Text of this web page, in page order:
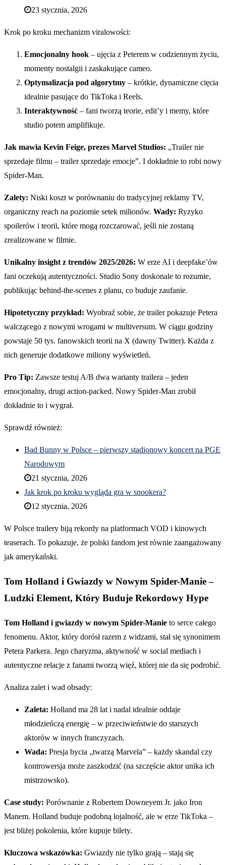
23 stycznia, 2026
Krok po kroku mechanizm viralowości:
Emocjonalny hook – ujęcia z Peterem w codziennym życiu,
momenty nostalgii i zaskakujące cameo.
Optymalizacja pod algorytmy – krótkie, dynamiczne cięcia
idealnie pasujące do TikToka i Reels.
Interaktywność – fani tworzą teorie, edit’y i memy, które
studio potem amplifikuje.
Jak mawia Kevin Feige, prezes Marvel Studios: „Trailer nie
sprzedaje filmu – trailer sprzedaje emocje”. I dokładnie to robi nowy
Spider-Man.
Zalety: Niski koszt w porównaniu do tradycyjnej reklamy TV,
organiczny reach na poziomie setek milionów. Wady: Ryzyko
spoilerów i teorii, które mogą rozczarować, jeśli nie zostaną
zrealizowane w filmie.
Unikalny insight z trendów 2025/2026: W erze AI i deepfake’ów
fani oczekują autentyczności. Studio Sony doskonale to rozumie,
publikując behind-the-scenes z planu, co buduje zaufanie.
Hipotetyczny przykład: Wyobraź sobie, że trailer pokazuje Petera
walczącego z nowymi wrogami w multiversum. W ciągu godziny
powstaje 50 tys. fanowskich teorii na X (dawny Twitter). Każda z
nich generuje dodatkowe miliony wyświetleń.
Pro Tip: Zawsze testuj A/B dwa warianty trailera – jeden
emocjonalny, drugi action-packed. Nowy Spider-Man zrobił
dokładnie to i wygrał.
Sprawdź również:
Bad Bunny w Polsce – pierwszy stadionowy koncert na PGE
Narodowym
21 stycznia, 2026
Jak krok po kroku wygląda gra w snookera?
12 stycznia, 2026
W Polsce trailery biją rekordy na platformach VOD i kinowych
teaserach. To pokazuje, że polski fandom jest równie zaangażowany
jak amerykański.
Tom Holland i Gwiazdy w Nowym Spider-Manie –
Ludzki Element, Który Buduje Rekordowy Hype
Tom Holland i gwiazdy w nowym Spider-Manie to serce całego
fenomenu. Aktor, który dorósł razem z widzami, stał się synonimem
Petera Parkera. Jego charyzma, aktywność w social mediach i
autentyczne relacje z fanami tworzą więź, której nie da się podrobić.
Analiza zalet i wad obsady:
Zaleta: Holland ma 28 lat i nadal idealnie oddaje
młodzieńczą energię – w przeciwieństwie do starszych
aktorów w innych franczyzach.
Wada: Presja bycia „twarzą Marvela” – każdy skandal czy
kontrowersja może zaszkodzić (na szczęście aktor unika ich
mistrzowsko).
Case study: Porównanie z Robertem Downeyem Jr. jako Iron
Manem. Holland buduje podobną lojalność, ale w erze TikToka –
jest bliżej pokolenia, które kupuje bilety.
Kluczowa wskazówka: Gwiazdy nie tylko grają – stają się